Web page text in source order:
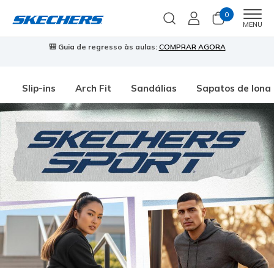
0
MENU
🎒 Guia de regresso às aulas: COMPRAR AGORA
Slip-ins Arch Fit Sandálias Sapatos de lona